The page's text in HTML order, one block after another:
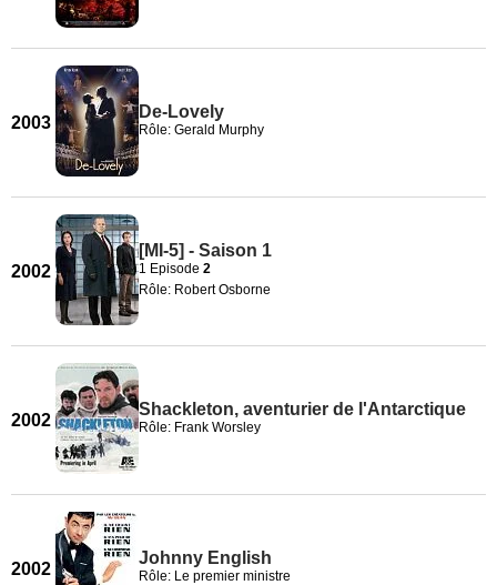
2003
De-Lovely
Rôle: Gerald Murphy
2002
[MI-5] - Saison 1
1 Episode 2
Rôle: Robert Osborne
2002
Shackleton, aventurier de l'Antarctique
Rôle: Frank Worsley
2002
Johnny English
Rôle: Le premier ministre